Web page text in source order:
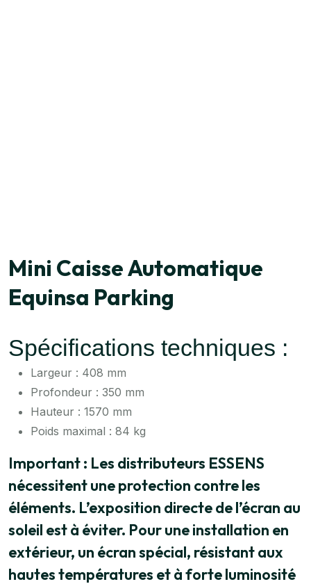
Mini Caisse Automatique
Equinsa Parking
Spécifications techniques :
Largeur : 408 mm
Profondeur : 350 mm
Hauteur : 1570 mm
Poids maximal : 84 kg
Important : Les distributeurs ESSENS
nécessitent une protection contre les
éléments. L’exposition directe de l’écran au
soleil est à éviter. Pour une installation en
extérieur, un écran spécial, résistant aux
hautes températures et à forte luminosité